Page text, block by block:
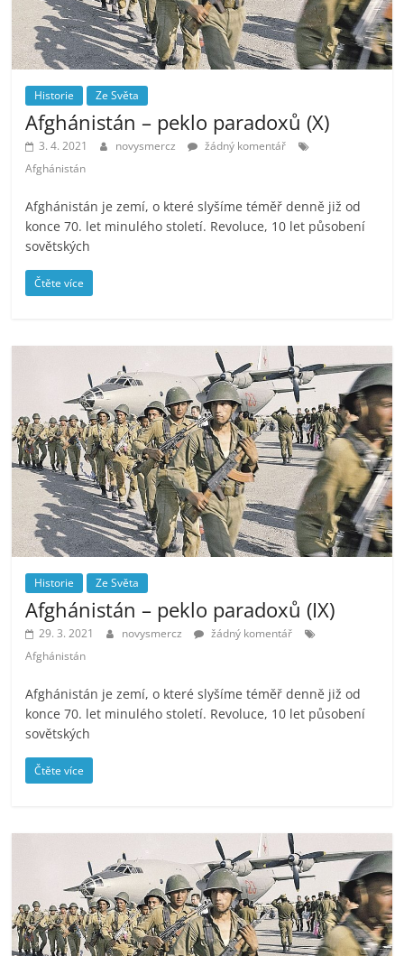
Historie Ze Světa
Afghánistán – peklo paradoxů (X)
3. 4. 2021 novysmercz
žádný komentář
Afghánistán
Afghánistán je zemí, o které slyšíme téměř denně již od
konce 70. let minulého století. Revoluce, 10 let působení
sovětských
Čtěte více
Historie Ze Světa
Afghánistán – peklo paradoxů (IX)
29. 3. 2021 novysmercz
žádný komentář
Afghánistán
Afghánistán je zemí, o které slyšíme téměř denně již od
konce 70. let minulého století. Revoluce, 10 let působení
sovětských
Čtěte více